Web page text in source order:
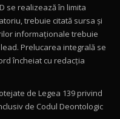
HYBRID 4MATIC+ / Test
Drive AutoBlog.MD
AutoBlog.MD
se realizează în limita
trebuie citată sursa și
informaționale trebuie
Prelucarea integrală se
încheiat cu redacţia
de Legea 139 privind
de Codul Deontologic